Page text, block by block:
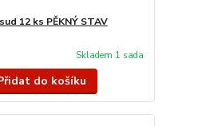
12 ks PĚKNÝ STAV
Skladem 1 sada
do košíku